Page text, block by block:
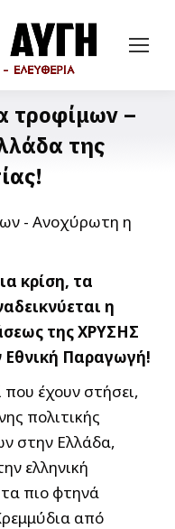
τροφίμων –
της
κρίση, τα
η
της ΧΡΥΣΗΣ
Εθνική Παραγωγή!
έχουν στήσει,
πολιτικής
στην Ελλάδα,
ελληνική
πιο φτηνά
από